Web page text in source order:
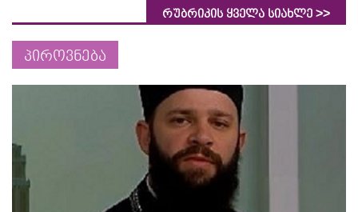
რუბრიკის ყველა სიახლე >>
პიროვნება